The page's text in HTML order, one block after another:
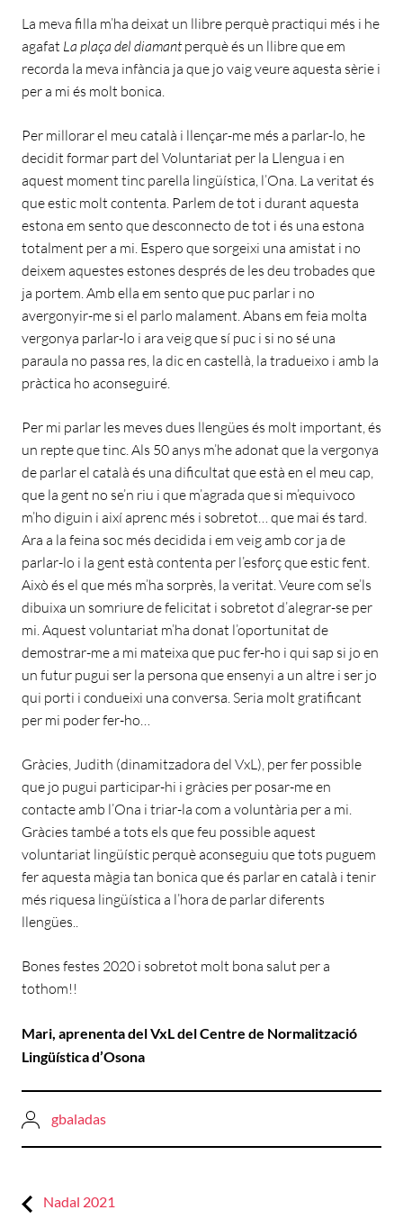
La meva filla m’ha deixat un llibre perquè practiqui més i he
agafat La plaça del diamantperquè és un llibre que em
recorda la meva infància ja que jo vaig veure aquesta sèrie i
per a mi és molt bonica.
Per millorar el meu català i llençar-me més a parlar-lo, he
decidit formar part del Voluntariat per la Llengua i en
aquest moment tinc parella lingüística, l’Ona. La veritat és
que estic molt contenta. Parlem de tot i durant aquesta
estona em sento que desconnecto de tot i és una estona
totalment per a mi. Espero que sorgeixi una amistat i no
deixem aquestes estones després de les deu trobades que
ja portem. Amb ella em sento que puc parlar i no
avergonyir-me si el parlo malament. Abans em feia molta
vergonya parlar-lo i ara veig que sí puc i si no sé una
paraula no passa res, la dic en castellà, la tradueixo i amb la
pràctica ho aconseguiré.
Per mi parlar les meves dues llengües és molt important, és
un repte que tinc. Als 50 anys m’he adonat que la vergonya
de parlar el català és una dificultat que està en el meu cap,
que la gent no se’n riu i que m’agrada que si m’equivoco
m’ho diguin i així aprenc més i sobretot… que mai és tard.
Ara a la feina soc més decidida i em veig amb cor ja de
parlar-lo i la gent està contenta per l’esforç que estic fent.
Això és el que més m’ha sorprès, la veritat. Veure com se’ls
dibuixa un somriure de felicitat i sobretot d’alegrar-se per
mi. Aquest voluntariat m’ha donat l’oportunitat de
demostrar-me a mi mateixa que puc fer-ho i qui sap si jo en
un futur pugui ser la persona que ensenyi a un altre i ser jo
qui porti i condueixi una conversa. Seria molt gratificant
per mi poder fer-ho…
Gràcies, Judith (dinamitzadora del VxL), per fer possible
que jo pugui participar-hi i gràcies per posar-me en
contacte amb l’Ona i triar-la com a voluntària per a mi.
Gràcies també a tots els que feu possible aquest
voluntariat lingüístic perquè aconseguiu que tots puguem
fer aquesta màgia tan bonica que és parlar en català i tenir
més riquesa lingüística a l’hora de parlar diferents
llengües..
Bones festes 2020 i sobretot molt bona salut per a
tothom!!
Mari, aprenenta del VxL del Centre de Normalització
Lingüística d’Osona
gbaladas
Navegació
Previous:
Nadal 2021